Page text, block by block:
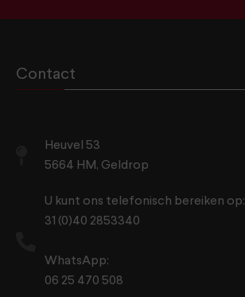
Contact
Heuvel 53
5664 HM, Geldrop
U kunt ons telefonisch bereiken op:
31 (0)40 2853340
WhatsApp:
06 25 470 508